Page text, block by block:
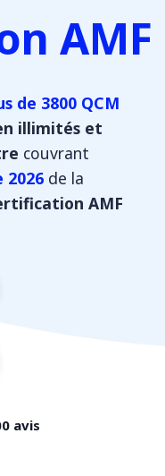
AMF
de 3800 QCM
illimités et
couvrant
2026 de la
AMF
avis